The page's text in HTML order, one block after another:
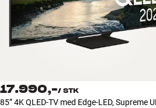
Tilbehør
INSPIRATION
NYHEDER
17.990,-/ STK
85” 4K QLED-TV med Edge-LED, Supreme